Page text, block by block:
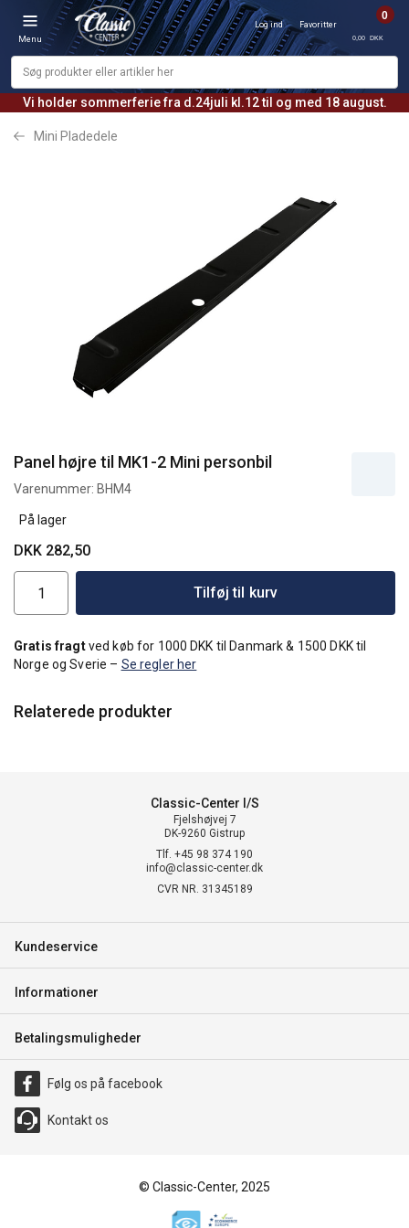
Vi holder sommerferie fra d.24juli kl.12 til og med 18 august.
Menu
Log ind Favoritter
0
0,00 DKK
Mini Pladedele
Panel højre til MK1-2 Mini personbil
Varenummer: BHM4
På lager
DKK 282,50
Tilføj til kurv
Gratis fragtved køb for 1000 DKK til Danmark & 1500 DKK til
Norge og Sverie – Se regler her
Relaterede produkter
Classic-Center I/S
Fjelshøjvej 7
DK-9260 Gistrup
Tlf. +45 98 374 190
info@classic-center.dk
CVR NR. 31345189
Kundeservice
Informationer
Betalingsmuligheder
Følg os på facebook
Kontakt os
© Classic-Center, 2025